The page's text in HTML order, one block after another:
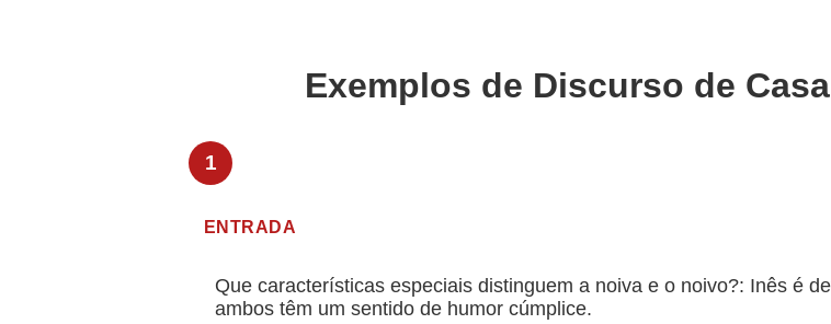
Exemplos de Discurso de
ENTRADA
Que características especiais distinguem a noiva e o noivo?: Inês é
ambos têm um sentido de humor cúmplice.